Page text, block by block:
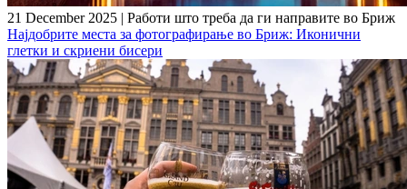
21 December 2025 | Работи што треба да ги направите во Бриж
Најдобрите места за фотографирање во Бриж: Иконични
глетки и скриени бисери